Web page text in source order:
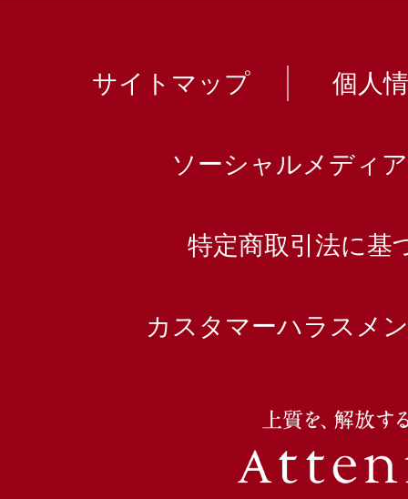
サイトマップ 個人
ソーシャルメディ
特定商取引法に基
カスタマーハラスメ